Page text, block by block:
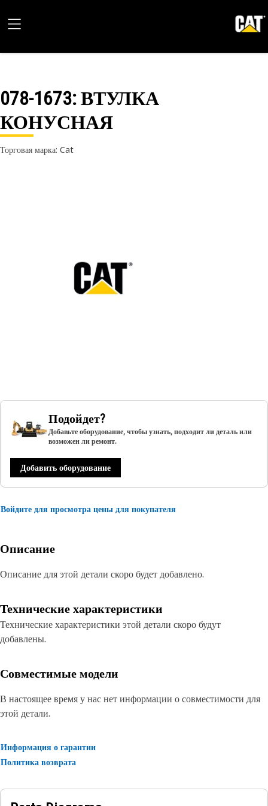
078-1673: ВТУЛКА
КОНУСНАЯ
Торговая марка: Cat
Подойдет?
Добавьте оборудование, чтобы узнать, подходит ли деталь или
возможен ли ремонт.
Добавить оборудование
Войдите для просмотра цены для покупателя
Описание
Описание для этой детали скоро будет добавлено.
Технические характеристики
Технические характеристики этой детали скоро будут
добавлены.
Совместимые модели
В настоящее время у нас нет информации о совместимости для
этой детали.
Информация о гарантии
Политика возврата